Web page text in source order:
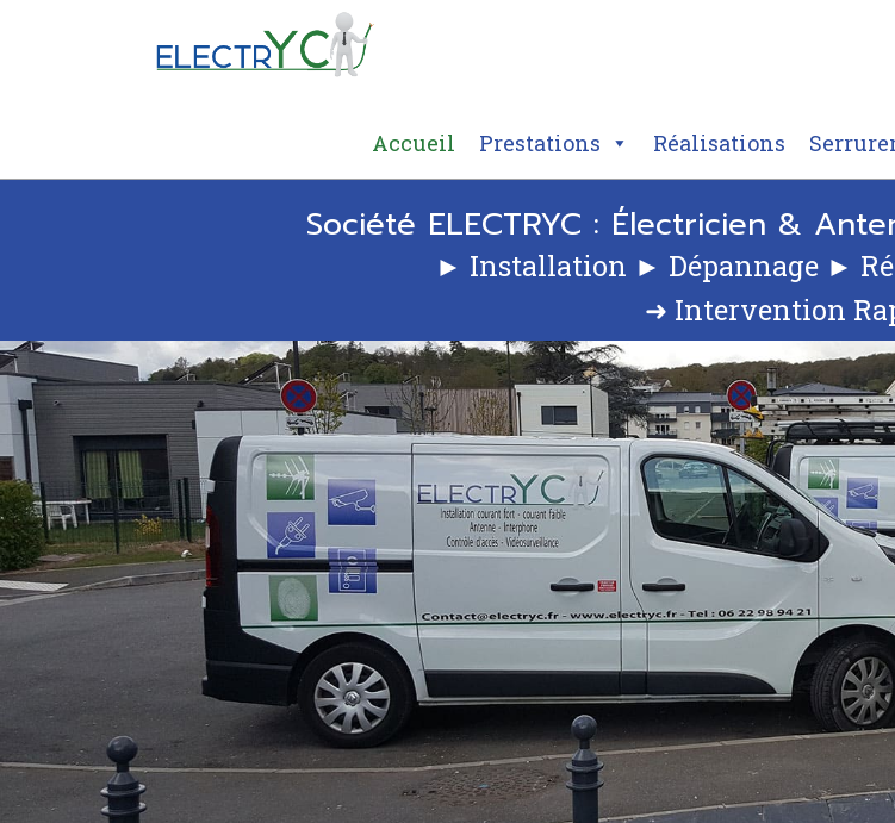
Accueil Prestations Réalisations
Société ELECTRYC : Électricien &
► Installation ► Dépannage ►
➜ Intervention